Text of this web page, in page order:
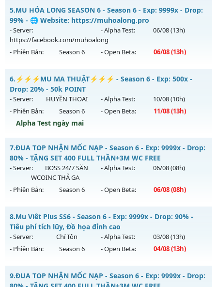
Thể loại: Mu Custom thêm đồ mới
Antihack: XShield
Mu Online Play - Freebies for all characters - new
Mu mới ra tháng 08 2026 - Mở máy chủX1000
13/08/2626
Exp: 1000x - Drop: 30%
Thể loại: Mu Nguyên bản Webzen
Antihack: AntiShield
5.MU HỎA LONG SEASON 6 - Season 6 - Exp: 9999x - Drop:
99% - 🌐 Website: https://muhoalong.pro
- Server:
https://facebook.com/muhoalong
- Alpha Test: 06/08(13h)
- Phiên Bản: Season 6 - Open Beta: 06/08(13h)
MU HỎA LONG SEASON 6 - 🌐 Website:
https://muhoalong.pro
Mu mới ra tháng 08 2026 - Mở máy chủ
https://facebook.com/muhoalongvào 13h ngày
Kiểu reset: Non Reset
Thể loại: Mu Nguyên bản Webzen
Antihack: XShield
6. ⚡⚡⚡MU MA THUẬT⚡⚡⚡ - Season 6 - Exp: 500x -
Drop: 20% - 50k POINT
- Server: HUYỀN THOẠI - Alpha Test: 10/08(10h)
- Phiên Bản:
Season 6 - Open Beta: 11/08(13h)
Alpha Test ngày mai
⚡⚡⚡MU MA THUẬT⚡⚡⚡ - 50k POINT
Mu mới ra tháng 08 2026 - Mở máy chủHUYỀN THOẠI
13h ngày 11/08/2626
Exp: 500x - Drop: 20%
Antihack: SHARK
7.ĐUA TOP NHẬN MỐC NẠP - Season 6 - Exp: 9999x - Drop:
80% - TẶNG SET 400 FULL THẦN+3M WC FREE
- Server:
BOSS 24/7 SĂN
WCOINC THẢ GA
- Alpha Test: 06/08(08h)
- Phiên Bản: Season 6 - Open Beta: 06/08(08h)
ĐUA TOP NHẬN MỐC NẠP - TẶNG SET 400 FULL THẦN+3M
WC FREE
Mu mới ra tháng 08 2026 - Mở máy chủ
BOSS 24/7 SĂN
WCOINC THẢ GAvào 08h ngày 06/08/2626
Kiểu reset: Reset In Game
8.Mu Viêt Plus SS6 - Season 6 - Exp: 9999x - Drop: 90% -
Tiêu phí tích lũy, Đồ họa đỉnh cao
- Server: Chí Tôn - Alpha Test: 03/08(13h)
- Phiên Bản:
Season 6 - Open Beta: 04/08(13h)
Mu Viêt Plus SS6 - Tiêu phí tích lũy, Đồ họa đỉnh cao
9.ĐUA TOP NHẬN MỐC NẠP - Season 6 - Exp: 9999x - Drop: